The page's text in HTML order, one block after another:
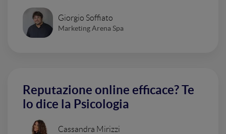
Giorgio Soffiato
Marketing Arena Spa
Reputazione online efficace? Te
lo dice la Psicologia
Cassandra Mirizzi